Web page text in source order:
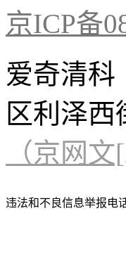
京ICP备
爱奇清科
区利泽
（京网
违法和不良信息举报电